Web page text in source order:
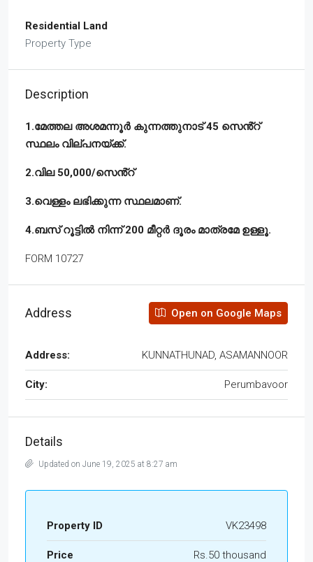
Residential Land
Property Type
Description
1.മേത്തല അശമന്നൂർ കുന്നത്തുനാട് 45 സെൻ്റ്
സ്ഥലം വില്പനയ്ക്ക്.
2.വില 50,000/സെൻ്റ്
3.വെള്ളം ലഭിക്കുന്ന സ്ഥലമാണ്.
4.ബസ് റൂട്ടിൽ നിന്ന് 200 മീറ്റർ ദൂരം മാത്രമേ ഉള്ളൂ.
FORM 10727
Address Open on Google Maps
Address: KUNNATHUNAD, ASAMANNOOR
City: Perumbavoor
Details
Updated on June 19, 2025 at 8:27 am
Property ID VK23498
Price Rs.50 thousand